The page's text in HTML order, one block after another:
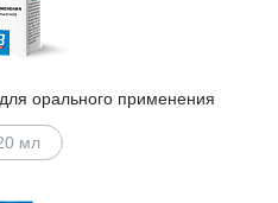
орального применения
мл